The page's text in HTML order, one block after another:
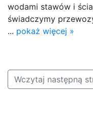
wodami stawów i
świadczymy
... pokaż więcej »
Wczytaj następną